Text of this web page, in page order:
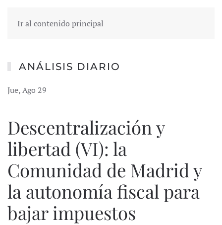
Ir al contenido principal
ANÁLISIS DIARIO
Jue, Ago 29
Descentralización y
libertad (VI): la
Comunidad de Madrid y
la autonomía fiscal para
bajar impuestos